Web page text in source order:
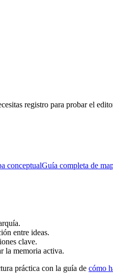
registro para probar el
conceptualGuía completa de
entre ideas.
clave.
la memoria activa.
práctica con la guía de cómo